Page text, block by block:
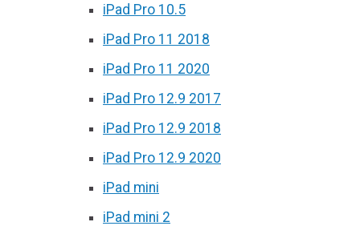
iPad Pro 10.5
iPad Pro 11 2018
iPad Pro 11 2020
iPad Pro 12.9 2017
iPad Pro 12.9 2018
iPad Pro 12.9 2020
iPad mini
iPad mini 2